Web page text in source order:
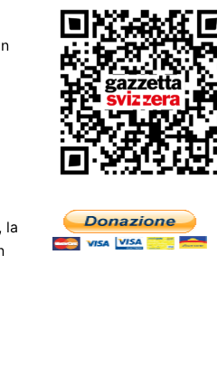
la